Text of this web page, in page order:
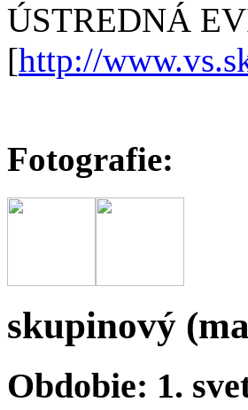
ÚSTREDNÁ
[http://
Fotografie:
skupinový
Obdobie: 1.